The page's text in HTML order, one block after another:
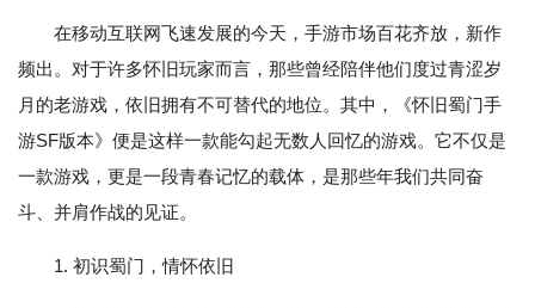
在移动互联网飞速发展的今天，手游市场百花齐放，新作
频出。对于许多怀旧玩家而言，那些曾经陪伴他们度过青涩岁
月的老游戏，依旧拥有不可替代的地位。其中，《怀旧蜀门手
游SF版本》便是这样一款能勾起无数人回忆的游戏。它不仅是
一款游戏，更是一段青春记忆的载体，是那些年我们共同奋
斗、并肩作战的见证。
1. 初识蜀门，情怀依旧